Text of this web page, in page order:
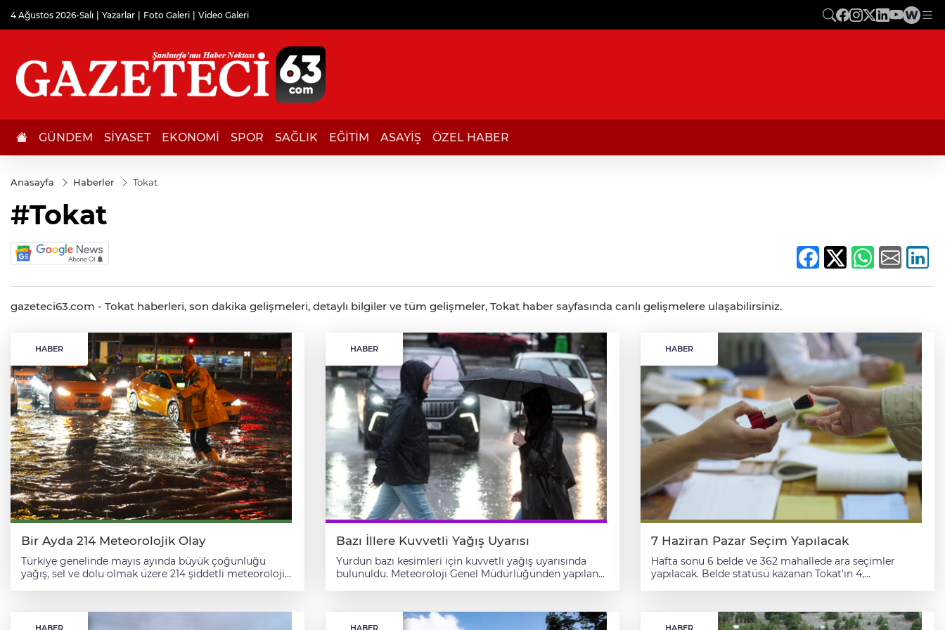
4 Ağustos 2026-Salı Yazarlar Foto Galeri Video Galeri
GÜNDEM SİYASET EKONOMİ SPOR SAĞLIK EĞİTİM ASAYİŞ ÖZEL HABER
Anasayfa Haberler Tokat
#Tokat
gazeteci63.com - Tokat haberleri, son dakika gelişmeleri, detaylı bilgiler ve tüm gelişmeler, Tokat haber sayfasında canlı gelişmelere ulaşabilirsiniz.
HABER
Bir Ayda 214 Meteorolojik Olay
Türkiye genelinde mayıs ayında büyük çoğunluğu
yağış, sel ve dolu olmak üzere 214 şiddetli meteorolojik
Müdürlüğü Mayıs Ayı Zirai Meteoroloji Bülteni'nden
derlediği bilgilere göre, ilkbaharla etkisini artıran
HABER
Bazı İllere Kuvvetli Yağış Uyarısı
Yurdun bazı kesimleri için kuvvetli yağış uyarısında
bulunuldu. Meteoroloji Genel Müdürlüğünden yapılan
Ardahan, Bayburt, Niğde, Kayseri, Sivas, Yozgat, Çorum,
Amasya ve Tokat ile çevrelerinde yerel kuvvetli olması
HABER
7 Haziran Pazar Seçim Yapılacak
Hafta sonu 6 belde ve 362 mahallede ara seçimler
yapılacak. Belde statüsü kazanan Tokat'ın 4,
mahallede ise muhtar ve ihtiyar heyetlerinin
belirlenmesi için 7 Haziran Pazar günü ara seçim